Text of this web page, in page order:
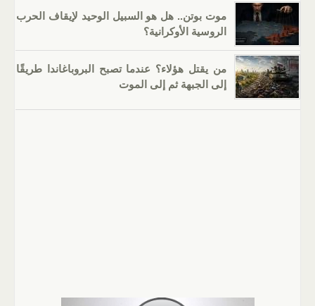
موت بوتن.. هل هو السبيل الوحيد لإيقاف الحرب
الروسية الأوكرانية؟
من يقتل هؤلاء؟ عندما تصبح البروباغاندا طريقًا
إلى الجبهة ثم إلى الموت